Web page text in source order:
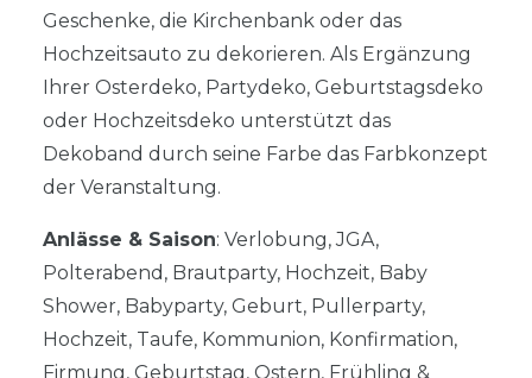
Geschenke, die Kirchenbank oder das
Hochzeitsauto zu dekorieren. Als Ergänzung
Ihrer Osterdeko, Partydeko, Geburtstagsdeko
oder Hochzeitsdeko unterstützt das
Dekoband durch seine Farbe das Farbkonzept
der Veranstaltung.
Anlässe & Saison: Verlobung, JGA,
Polterabend, Brautparty, Hochzeit, Baby
Shower, Babyparty, Geburt, Pullerparty,
Hochzeit, Taufe, Kommunion, Konfirmation,
Firmung, Geburtstag, Ostern, Frühling &